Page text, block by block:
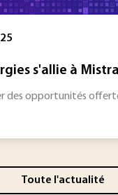
s'allie à
des opportunités
Toute l'actualité